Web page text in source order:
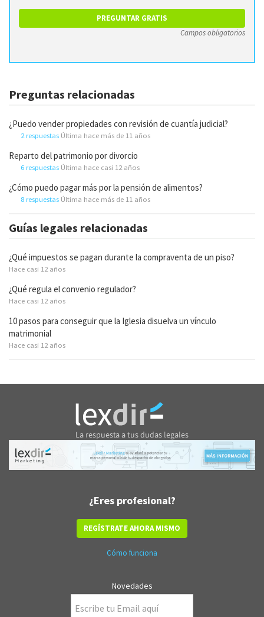
Campos obligatorios
Preguntas relacionadas
¿Puedo vender propiedades con revisión de cuantía judicial?
2 respuestas Última hace más de 11 años
Reparto del patrimonio por divorcio
6 respuestas Última hace casi 12 años
¿Cómo puedo pagar más por la pensión de alimentos?
8 respuestas Última hace más de 11 años
Guías legales relacionadas
¿Qué impuestos se pagan durante la compraventa de un piso?
Hace casi 12 años
¿Qué regula el convenio regulador?
Hace casi 12 años
10 pasos para conseguir que la Iglesia disuelva un vínculo
matrimonial
Hace casi 12 años
¿Eres profesional?
REGÍSTRATE AHORA MISMO
Cómo funciona
Novedades